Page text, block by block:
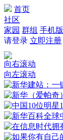
首页
社区
家园 群组 手机版
请登录 立即注册
向右滚动
向左滚动